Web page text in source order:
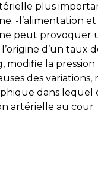
plus
-l’alimentation et
peut provoquer
d’un taux
modifie la pression
des variations,
dans lequel
artérielle au cour